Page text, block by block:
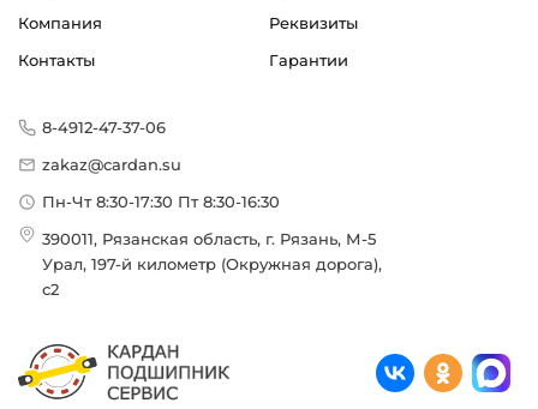
Компания
Реквизиты
Контакты
Гарантии
8-4912-47-37-06
zakaz@cardan.su
Пн-Чт 8:30-17:30 Пт 8:30-16:30
390011, Рязанская область, г. Рязань, М-5
Урал, 197-й километр (Окружная дорога),
с2